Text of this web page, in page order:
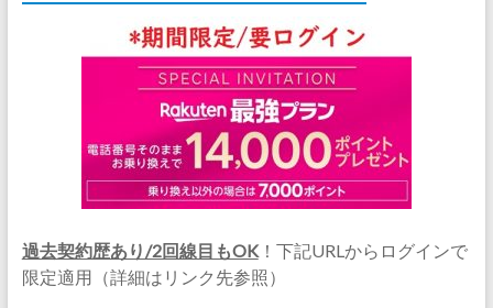
過去契約歴あり/2回線目もOK！下記URLからログインで
限定適用（詳細はリンク先参照）